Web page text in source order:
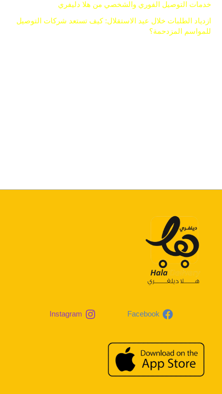
خدمات التوصيل الفوري والشخصي من هلا دليفري
ازدياد الطلبات خلال عيد الاستقلال: كيف تستعد شركات التوصيل
للمواسم المزدحمة؟
Facebook
Instagram